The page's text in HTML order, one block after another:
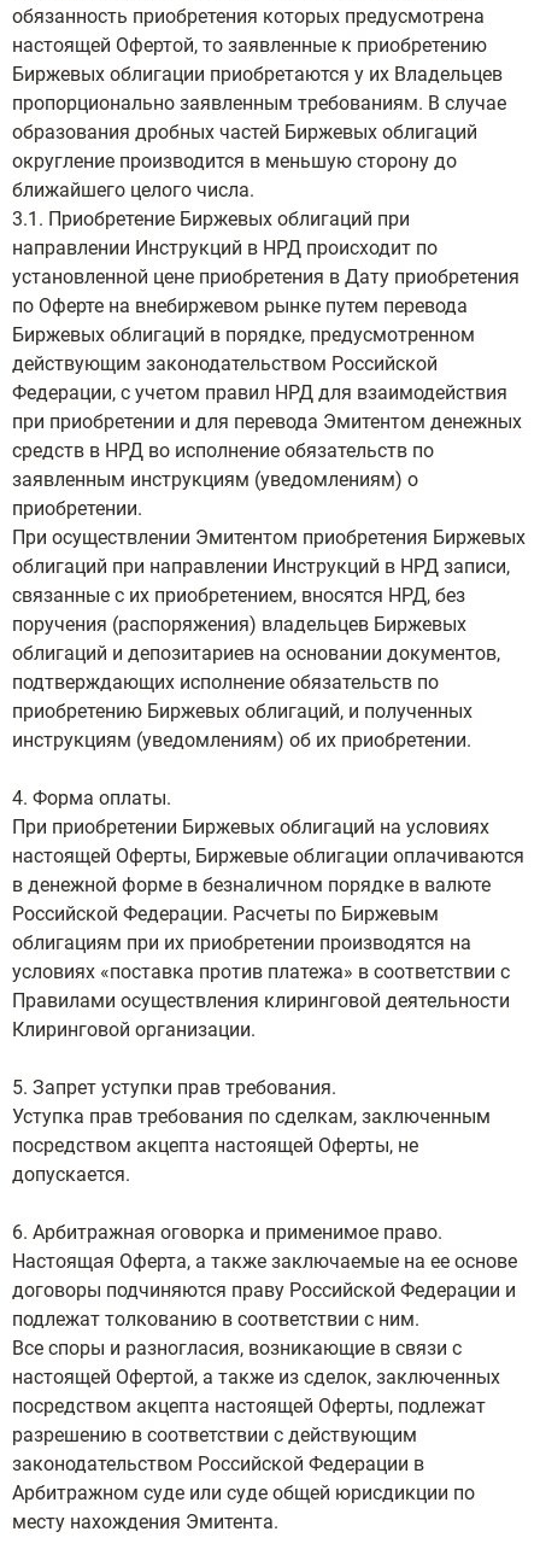
обязанность приобретения которых предусмотрена
настоящей Офертой, то заявленные к приобретению
Биржевых облигации приобретаются у их Владельцев
пропорционально заявленным требованиям. В случае
образования дробных частей Биржевых облигаций
округление производится в меньшую сторону до
ближайшего целого числа.
3.1. Приобретение Биржевых облигаций при
направлении Инструкций в НРД происходит по
установленной цене приобретения в Дату приобретения
по Оферте на внебиржевом рынке путем перевода
Биржевых облигаций в порядке, предусмотренном
действующим законодательством Российской
Федерации, с учетом правил НРД для взаимодействия
при приобретении и для перевода Эмитентом денежных
средств в НРД во исполнение обязательств по
заявленным инструкциям (уведомлениям) о
приобретении.
При осуществлении Эмитентом приобретения Биржевых
облигаций при направлении Инструкций в НРД записи,
связанные с их приобретением, вносятся НРД, без
поручения (распоряжения) владельцев Биржевых
облигаций и депозитариев на основании документов,
подтверждающих исполнение обязательств по
приобретению Биржевых облигаций, и полученных
инструкциям (уведомлениям) об их приобретении.
4. Форма оплаты.
При приобретении Биржевых облигаций на условиях
настоящей Оферты, Биржевые облигации оплачиваются
в денежной форме в безналичном порядке в валюте
Российской Федерации. Расчеты по Биржевым
облигациям при их приобретении производятся на
условиях «поставка против платежа» в соответствии с
Правилами осуществления клиринговой деятельности
Клиринговой организации.
5. Запрет уступки прав требования.
Уступка прав требования по сделкам, заключенным
посредством акцепта настоящей Оферты, не
допускается.
6. Арбитражная оговорка и применимое право.
Настоящая Оферта, а также заключаемые на ее основе
договоры подчиняются праву Российской Федерации и
подлежат толкованию в соответствии с ним.
Все споры и разногласия, возникающие в связи с
настоящей Офертой, а также из сделок, заключенных
посредством акцепта настоящей Оферты, подлежат
разрешению в соответствии с действующим
законодательством Российской Федерации в
Арбитражном суде или суде общей юрисдикции по
месту нахождения Эмитента.